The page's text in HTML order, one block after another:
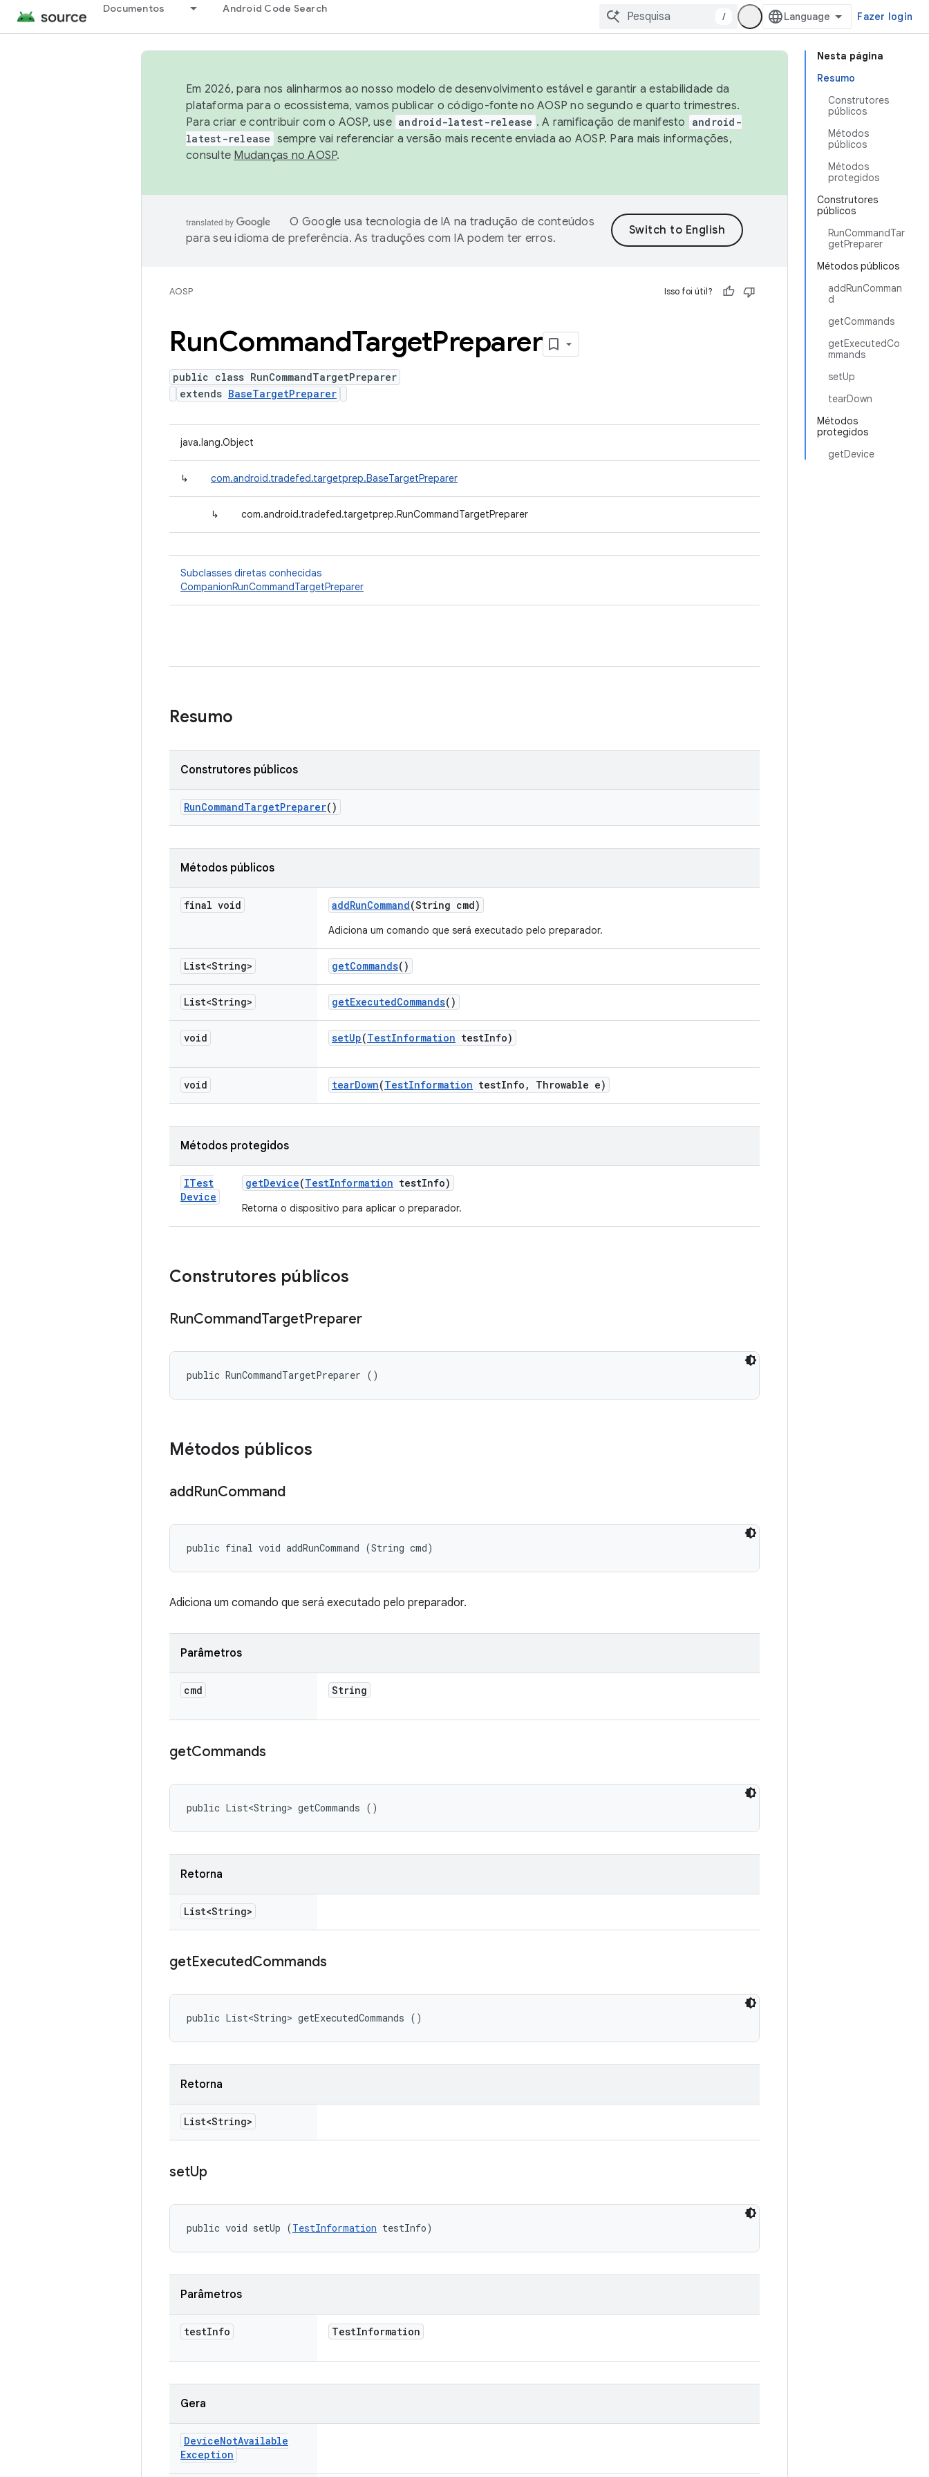
Documentos Android Code Search
/ Fazer login
Nesta página
Resumo
Construtores
públicos
Métodos
públicos
Métodos
protegidos
Construtores
públicos
RunCommandTar
getPreparer
Métodos públicos
addRunComman
d
getCommands
getExecutedCo
mmands
setUp
tearDown
Métodos
protegidos
getDevice
Em 2026, para nos alinharmos ao nosso modelo de desenvolvimento estável e garantir a estabilidade da
plataforma para o ecossistema, vamos publicar o código-fonte no AOSP no segundo e quarto trimestres.
Para criar e contribuir com o AOSP, use android-latest-release . A ramificação de manifesto
android-
latest-release sempre vai referenciar a versão mais recente enviada ao AOSP. Para mais informações,
consulte Mudanças no AOSP.
O Google usa tecnologia de IA na tradução de conteúdos
para seu idioma de preferência. As traduções com IA podem ter erros.
AOSP Isso foi útil?
RunCommandTargetPreparer
public class RunCommandTargetPreparer
extends BaseTargetPreparer
java.lang.Object
↳ com.android.tradefed.targetprep.BaseTargetPreparer
↳ com.android.tradefed.targetprep.RunCommandTargetPreparer
Subclasses diretas conhecidas
CompanionRunCommandTargetPreparer
Resumo
Construtores públicos
RunCommandTargetPreparer()
Métodos públicos
final void addRunCommand(String cmd)
Adiciona um comando que será executado pelo preparador.
List<String> getCommands()
List<String> getExecutedCommands()
void setUp(TestInformation testInfo)
void tearDown(TestInformation testInfo , Throwable e)
Métodos protegidos
ITest
Device
getDevice(TestInformation testInfo)
Retorna o dispositivo para aplicar o preparador.
Construtores públicos
RunCommandTargetPreparer
public RunCommandTargetPreparer ()
Métodos públicos
addRunCommand
public final void addRunCommand (String cmd)
Adiciona um comando que será executado pelo preparador.
Parâmetros
cmd String
getCommands
public List<String> getCommands ()
Retorna
List<String>
getExecutedCommands
public List<String> getExecutedCommands ()
Retorna
List<String>
setUp
public void setUp (TestInformation testInfo)
Parâmetros
testInfo TestInformation
Gera
DeviceNotAvailable
Exception